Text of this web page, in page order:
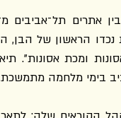
בימי מלחמה